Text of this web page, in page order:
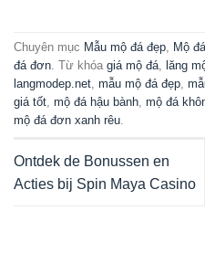
Chuyên mục Mẫu mộ đá đẹp, Mộ
đá đơn. Từ khóa giá mộ đá, lăng
langmodep.net, mẫu mộ đá đẹp,
giá tốt, mộ đá hậu bành, mộ đá
mộ đá đơn xanh rêu.
Ontdek de Bonussen en
Acties bij Spin Maya Casino